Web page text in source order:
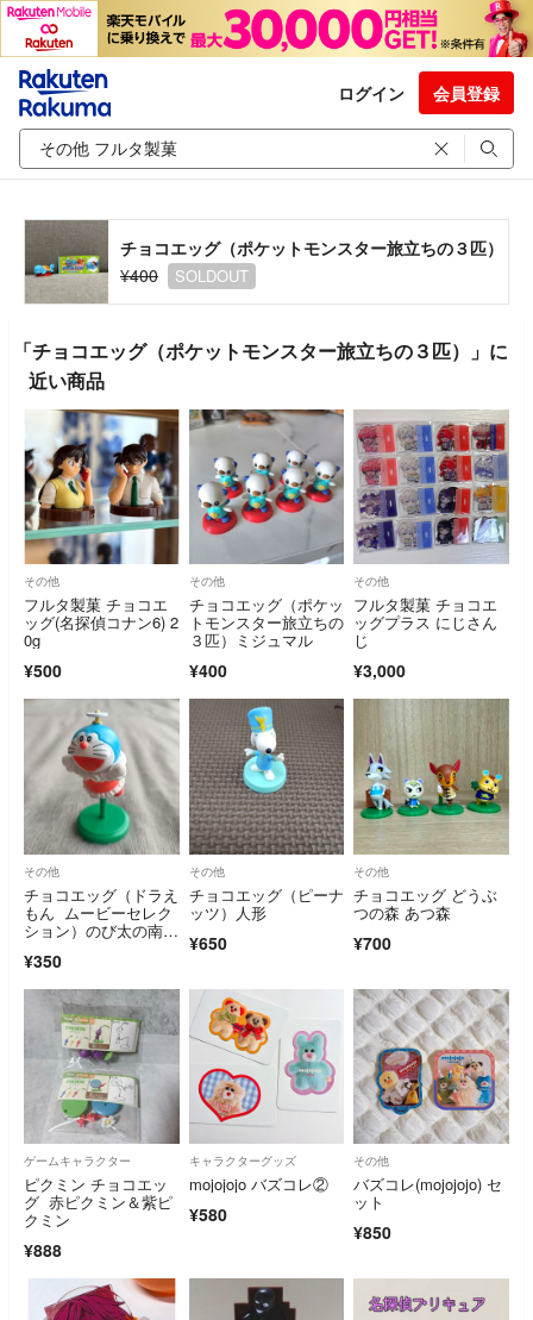
ログイン 会員登録
チョコエッグ（ポケットモンスター旅立ちの３匹）
¥400
SOLDOUT
「チョコエッグ（ポケットモンスター旅立ちの３匹）」に
近い商品
その他
フルタ製菓 チョコエ
ッグ(名探偵コナン6) 2
0g
¥500
その他
チョコエッグ（ポケッ
トモンスター旅立ちの
３匹）ミジュマル
¥400
その他
フルタ製菓 チョコエ
ッグプラス にじさん
じ
¥3,000
その他
チョコエッグ（ドラえ
もん ムービーセレク
ション）のび太の南極
¥350
その他
チョコエッグ（ピーナ
ッツ）人形
¥650
その他
チョコエッグ どうぶ
つの森 あつ森
¥700
ゲームキャラクター
ピクミン チョコエッ
グ 赤ピクミン＆紫ピ
クミン
¥888
キャラクターグッズ
mojojojo バズコレ②
¥580
その他
バズコレ(mojojojo) セ
ット
¥850